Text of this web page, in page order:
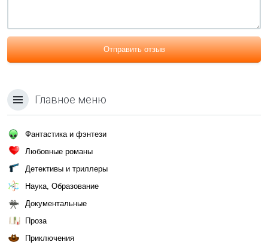
Отправить отзыв
Главное меню
Фантастика и фэнтези
Любовные романы
Детективы и триллеры
Наука, Образование
Документальные
Проза
Приключения